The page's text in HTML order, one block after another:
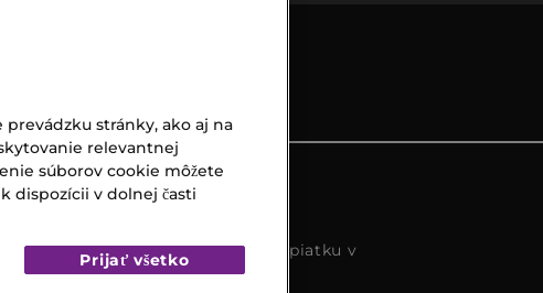
vás k dispozícií od pondelka do piatku v
stránky, ako aj na
relevantnej
súborov cookie môžete
dispozícii v dolnej časti
Prijať všetko